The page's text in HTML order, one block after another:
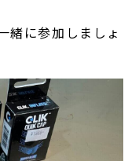
緒に参加しましょ